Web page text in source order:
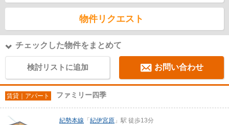
物件リクエスト
チェックした物件をまとめて
検討リストに追加 お問い合わせ
賃貸｜アパート ファミリー四季
紀勢本線 「 紀伊宮原 」駅 徒歩13分